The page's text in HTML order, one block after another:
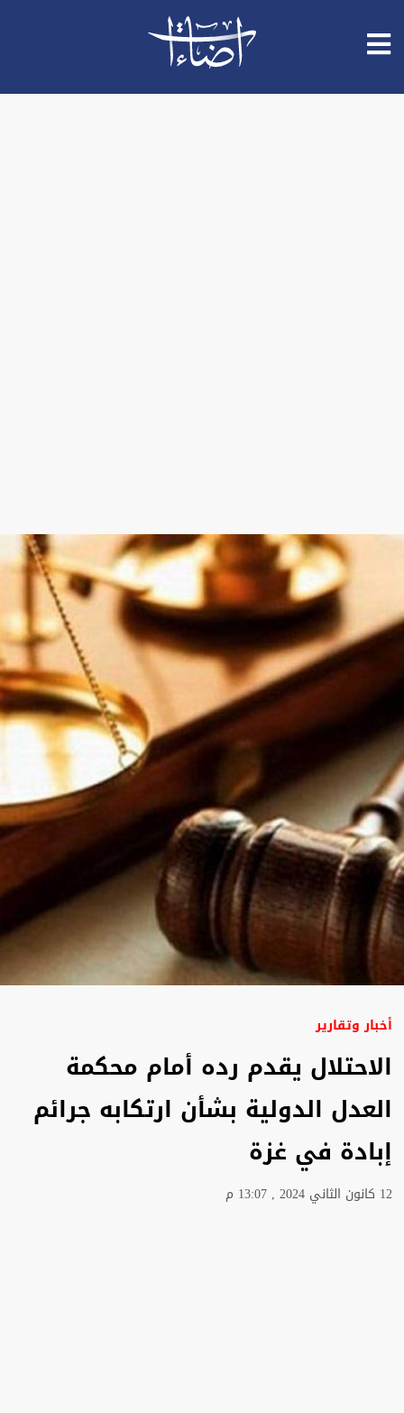
أخبار وتقارير
الاحتلال يقدم رده أمام محكمة
العدل الدولية بشأن ارتكابه جرائم
إبادة في غزة
12 كانون الثاني 2024 , 13:07 م